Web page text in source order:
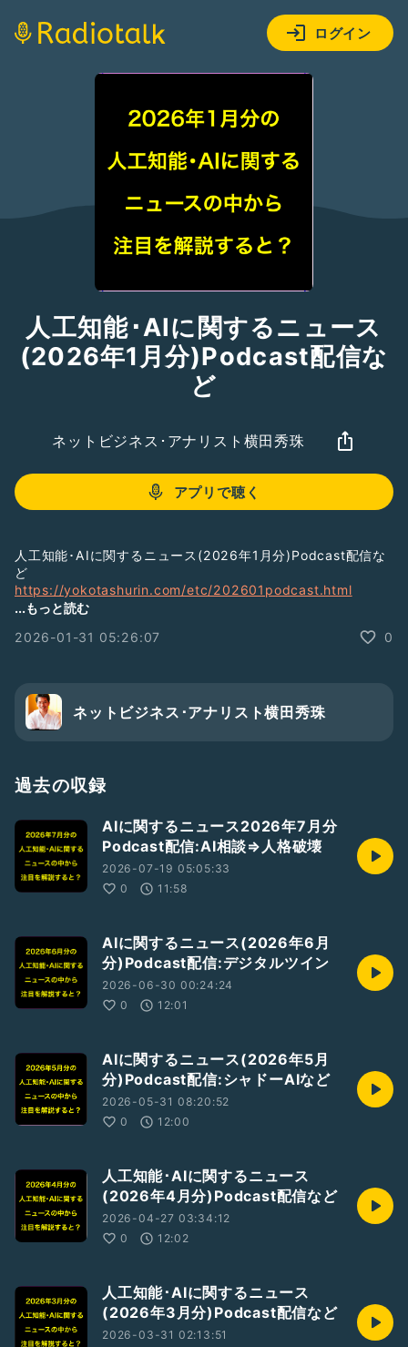
ログイン
人工知能･AIに関するニュース
(2026年1月分)Podcast配信な
ど
ネットビジネス･アナリスト横田秀珠
アプリで聴く
人工知能･AIに関するニュース(2026年1月分)Podcast配信な
ど
https://yokotashurin.com/etc/202601podcast.html
ChatGPT音声会話とGemini Liveと僕の３人で対談しAIについ
#AI #人工知能 #横田秀珠
#生成AIコンサルタント
...もっと読む
2026-01-31 05:26:07
0
ネットビジネス･アナリスト横田秀珠
過去の収録
AIに関するニュース2026年7月分
Podcast配信:AI相談⇒人格破壊
2026-07-19 05:05:33
0
11:58
AIに関するニュース(2026年6月
分)Podcast配信:デジタルツイン
2026-06-30 00:24:24
0
12:01
AIに関するニュース(2026年5月
分)Podcast配信:シャドーAIなど
2026-05-31 08:20:52
0
12:00
人工知能･AIに関するニュース
(2026年4月分)Podcast配信など
2026-04-27 03:34:12
0
12:02
人工知能･AIに関するニュース
(2026年3月分)Podcast配信など
2026-03-31 02:13:51